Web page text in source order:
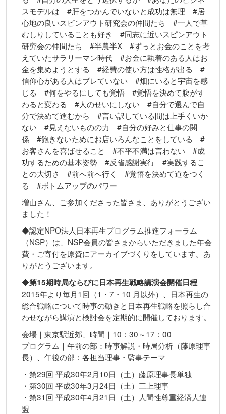
スモデルは #肝をつかんでいないと成功は無理 #居
心地の良いスピンアウト研究会の仲間たち #一人で草
むしりしていることも好き #同志に近いスピンアウト
研究会の仲間たち #半農半X #ずっとお金のことを考
えていたサラリーマン時代 #お金に執着のある人はお
金を集めようとする #経費の使い方は性格が出る #
信仰心がある人はブレていない #畑にいると宇宙を感
じる #何をやるにしても覚悟 #覚悟を決めて腹がす
わると変わる #人のせいにしない #自分で選んで自
分で決めて進むから #言い訳している間は上手くいか
ない #見えないものの力 #自分の好みと仕事の関
係 #飽きないためにお店いろんなことをしている #
お客さんを喜ばせること #不平不満は言わない #成
功するための基本姿勢 #反省感謝実行 #実践するこ
との大切さ #前へ前へ行く #覚悟を決めて道をつく
る #ボトムアップのパワー
増山さん、ご参加くださった皆さま、ありがとうござい
ました！
◆認定NPO法人日本再生プログラム推進フォーラム
（NSP）は、NSP会員の皆さまからいただきました年会
費・ご寄付を原資にアーカイブづくりをしています。あ
りがとうございます。
◆第15期時局ならびに日本再生戦略講演会開催日程
2015年より毎月1回（1・7・10 月以外）、日本再生の
総合戦略について時事の動きと日本再生戦略を照らし合
わせながら講演と検討会を定期的に開催しております。
会場｜東京駅近郊、時間｜10：30～17：00
プログラム｜午前の部：時事解説・時局分析（藤原理事
長）、午後の部：各担当理事・監事テーマ
・第29回 平成30年2月10日（土）藤原理事長単独
・第30回 平成30年3月24日（土）三上理事
・第31回 平成30年4月21日（土）人間性尊重経済人連
盟